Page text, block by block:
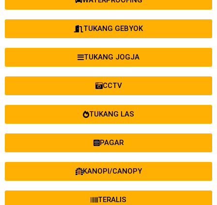
TUKANG GEBYOK
TUKANG JOGJA
CCTV
TUKANG LAS
PAGAR
KANOPI/CANOPY
TERALIS